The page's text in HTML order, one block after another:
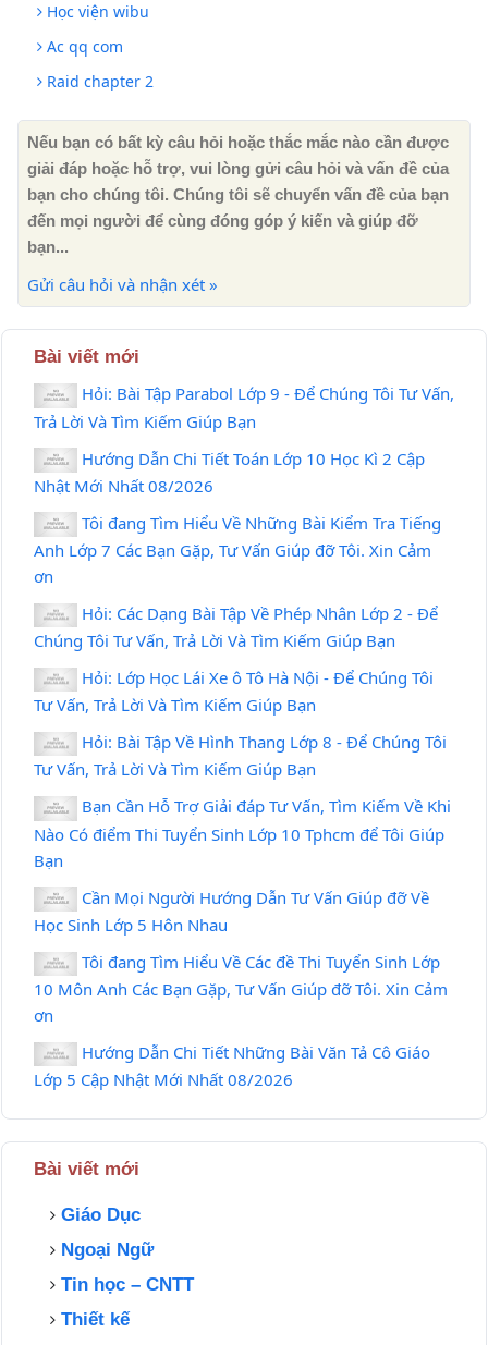
Học viện wibu
Ac qq com
Raid chapter 2
Nếu bạn có bất kỳ câu hỏi hoặc thắc mắc nào cần được
giải đáp hoặc hỗ trợ, vui lòng gửi câu hỏi và vấn đề của
bạn cho chúng tôi. Chúng tôi sẽ chuyển vấn đề của bạn
đến mọi người để cùng đóng góp ý kiến ​​và giúp đỡ
bạn...
Gửi câu hỏi và nhận xét »
Bài viết mới
Hỏi: Bài Tập Parabol Lớp 9 - Để Chúng Tôi Tư Vấn,
Trả Lời Và Tìm Kiếm Giúp Bạn
Hướng Dẫn Chi Tiết Toán Lớp 10 Học Kì 2 Cập
Nhật Mới Nhất 08/2026
Tôi đang Tìm Hiểu Về Những Bài Kiểm Tra Tiếng
Anh Lớp 7 Các Bạn Gặp, Tư Vấn Giúp đỡ Tôi. Xin Cảm
ơn
Hỏi: Các Dạng Bài Tập Về Phép Nhân Lớp 2 - Để
Chúng Tôi Tư Vấn, Trả Lời Và Tìm Kiếm Giúp Bạn
Hỏi: Lớp Học Lái Xe ô Tô Hà Nội - Để Chúng Tôi
Tư Vấn, Trả Lời Và Tìm Kiếm Giúp Bạn
Hỏi: Bài Tập Về Hình Thang Lớp 8 - Để Chúng Tôi
Tư Vấn, Trả Lời Và Tìm Kiếm Giúp Bạn
Bạn Cần Hỗ Trợ Giải đáp Tư Vấn, Tìm Kiếm Về Khi
Nào Có điểm Thi Tuyển Sinh Lớp 10 Tphcm để Tôi Giúp
Bạn
Cần Mọi Người Hướng Dẫn Tư Vấn Giúp đỡ Về
Học Sinh Lớp 5 Hôn Nhau
Tôi đang Tìm Hiểu Về Các đề Thi Tuyển Sinh Lớp
10 Môn Anh Các Bạn Gặp, Tư Vấn Giúp đỡ Tôi. Xin Cảm
ơn
Hướng Dẫn Chi Tiết Những Bài Văn Tả Cô Giáo
Lớp 5 Cập Nhật Mới Nhất 08/2026
Bài viết mới
Giáo Dục
Ngoại Ngữ
Tin học – CNTT
Thiết kế